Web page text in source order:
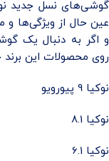
گوشی‌های نسل جدید
عین حال از ویژگی‌ها و
و اگر به دنبال یک
روی محصولات این
نوکیا 9 پیورویو
نوکیا 8.1
نوکیا 6.1